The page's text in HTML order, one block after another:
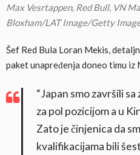
Max Vesrtappen, Red Bull, VN
Bloxham/LAT Image/Getty
Šef Red Bula Loran Mekis,
paket unapređenja doneo timu iz
“Japan smo završili
za pol pozicijom a u
Zato je činjenica da
kvalifikacijama bili